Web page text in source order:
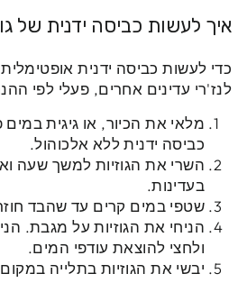
איך לעשות כביסה ידנית של
כדי לעשות כביסה ידנית אופטימלית
לנז'רי עדינים אחרים, פעלי לפי
מלאי את הכיור, או גיגית
כביסה ידנית ללא אלכוהול.
השרי את הגוזיות למשך שעה
בעדינות.
שטפי במים קרים עד שהבד
הניחי את הגוזיות על מגבת.
ולחצי להוצאת עודפי המים.
יבשי את הגוזיות בתלייה